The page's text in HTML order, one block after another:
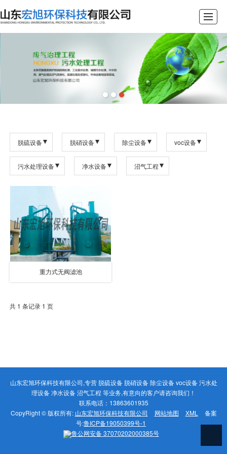
新闻资讯联系我们
脱硫设备 脱硝设备 除尘设备 voc设备
污水处理设备 净水设备 沼气工程
重力式无阀滤池
共 1 条记录 1 页
山东宏旭环保科技有限公司,专营 脱硫设备 脱硝设备 除尘设备 voc设备 污水处
理设备 净水设备 沼气工程 等业务,有意向的客户请咨询我们！
联系电话：13863601935
CopyRight © 版权所有: 山东宏旭环保科技有限公司 网站地图 XML
备案
号:鲁ICP备19050399号-1
鲁公网安备37070202000385号